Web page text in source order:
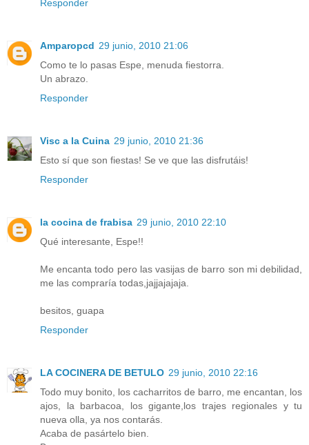
Responder
Amparopcd 29 junio, 2010 21:06
Como te lo pasas Espe, menuda fiestorra.
Un abrazo.
Responder
Visc a la Cuina 29 junio, 2010 21:36
Esto sí que son fiestas! Se ve que las disfrutáis!
Responder
la cocina de frabisa 29 junio, 2010 22:10
Qué interesante, Espe!!
Me encanta todo pero las vasijas de barro son mi debilidad,
me las compraría todas,jajjajajaja.
besitos, guapa
Responder
LA COCINERA DE BETULO 29 junio, 2010 22:16
Todo muy bonito, los cacharritos de barro, me encantan, los
ajos, la barbacoa, los gigante,los trajes regionales y tu
nueva olla, ya nos contarás.
Acaba de pasártelo bien.